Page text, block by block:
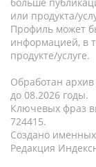
или продукта/
Профиль может
информацией, в
продукте/услуге.
Обработан
до 08.2026 годы.
Ключевых фраз
724415.
Создано
Редакция